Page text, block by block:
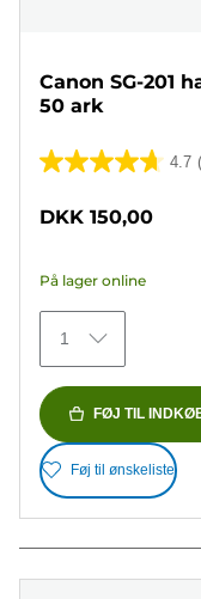
Canon SG-201
50 ark
4.7
4.7
stjerner.
75
anmeldelser
DKK 150,00
På lager online
1
FØJ TIL
Føj til ønskeliste